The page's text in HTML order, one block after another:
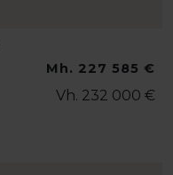
Mh. 227 585 €
Vh. 232 000 €